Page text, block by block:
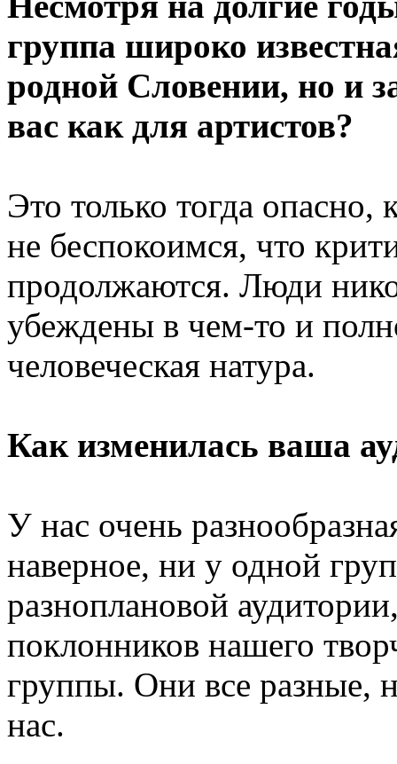
группа широко
родной Словении, но и
вас как для артистов?
Это только тогда опасно,
не беспокоимся, что
продолжаются. Люди
убеждены в чем-то и
человеческая натура.
Как изменилась ваша
У нас очень
наверное, ни у одной
разноплановой
поклонников нашего
группы. Они все разные,
нас.